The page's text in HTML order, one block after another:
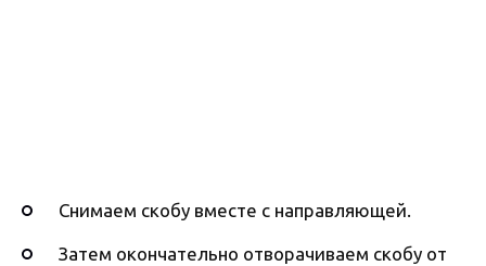
Снимаем скобу вместе с направляющей.
Затем окончательно отворачиваем скобу от